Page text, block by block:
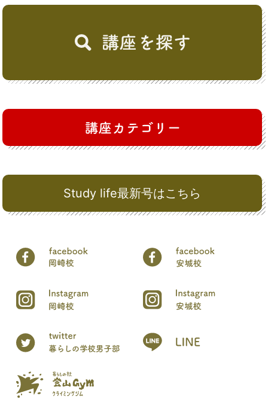
Study life最新号はこちら